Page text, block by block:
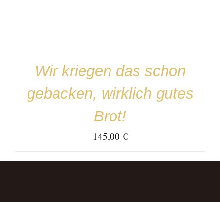
Wir kriegen das schon
gebacken, wirklich gutes
Brot!
145,00 €